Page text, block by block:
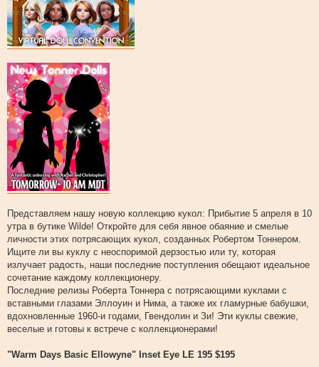
Представляем нашу новую коллекцию кукол: Прибытие 5 апреля в 10
утра в бутике Wilde! Откройте для себя явное обаяние и смелые
личности этих потрясающих кукол, созданных Робертом Тоннером.
Ищите ли вы куклу с неоспоримой дерзостью или ту, которая
излучает радость, наши последние поступления обещают идеальное
сочетание каждому коллекционеру.
Последние релизы Роберта Тоннера с потрясающими куклами с
вставными глазами Эллоуин и Нима, а также их гламурные бабушки,
вдохновленные 1960-и годами, Гвендолин и Зи! Эти куклы свежие,
веселые и готовы к встрече с коллекционерами!
"Warm Days Basic Ellowyne" Inset Eye LE 195 $195